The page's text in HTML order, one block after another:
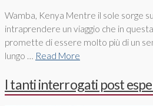
Wamba, Kenya Mentre il sole sorge
intraprendere un viaggio che in
promette di essere molto più di un
lungo … Read More
I tanti interrogati post